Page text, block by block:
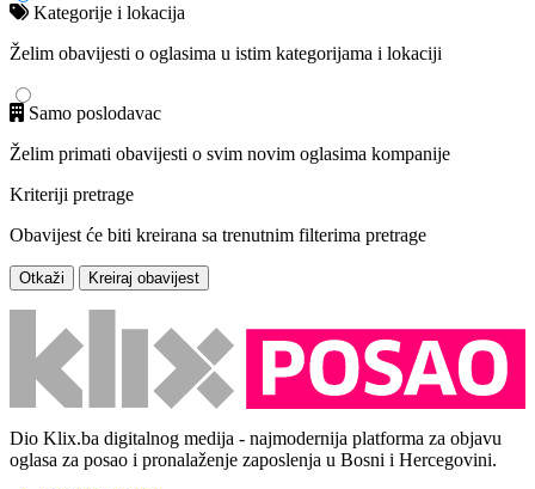
Kategorije i lokacija
Želim obavijesti o oglasima u istim kategorijama i lokaciji
Samo poslodavac
Želim primati obavijesti o svim novim oglasima kompanije
Kriteriji pretrage
Obavijest će biti kreirana sa trenutnim filterima pretrage
Otkaži Kreiraj obavijest
Dio Klix.ba digitalnog medija - najmodernija platforma za objavu
oglasa za posao i pronalaženje zaposlenja u Bosni i Hercegovini.